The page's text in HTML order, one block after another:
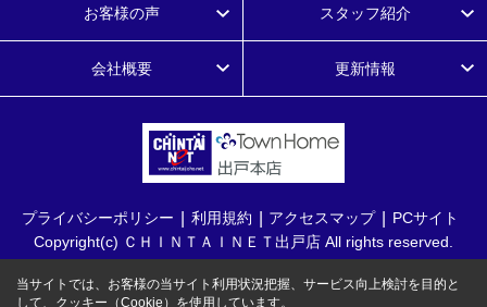
お客様の声 スタッフ紹介
会社概要 更新情報
プライバシーポリシー 利用規約 アクセスマップ
PCサイト
Copyright(c) ＣＨＩＮＴＡＩＮＥＴ出戸店 All rights reserved.
当サイトでは、お客様の当サイト利用状況把握、サービス向上検討を目的と
して、クッキー（Cookie）を使用しています。